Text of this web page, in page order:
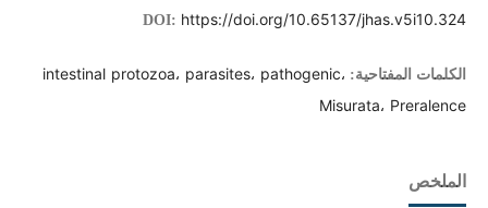
DOI: https://doi.org/10.65137/jhas.v5i10.324
الكلمات المفتاحية: intestinal protozoa، parasites، pathogenic،
Misurata، Preralence
الملخص